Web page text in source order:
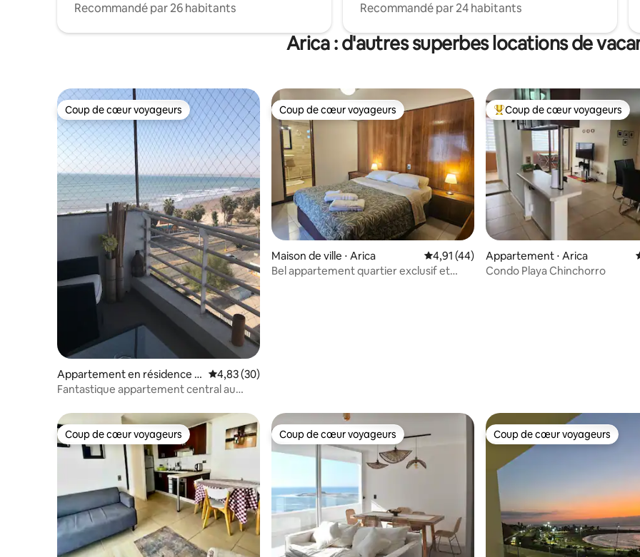
Recommandé par 26 habitants
Recommandé par 24 habitants
Arica : d'autres superbes locations de
Coup de cœur voyageurs
Coup de cœur voyageurs
Appartement en résidence ⋅
Arica
Évaluation moyenne sur la base de 30 commentaires : 4,83 sur 5
4,83 (30)
Fantastique appartement central au
Coup de cœur voyageurs
Coup de cœur voyageurs
Maison de ville ⋅ Arica Évaluation moyenne sur la base de 44
4,91 (44)
Bel appartement quartier exclusif et
Coups de cœur voyageurs les
Coup de cœur voyageurs
Appartement ⋅ Arica
Condo Playa Chinchorro
Coup de cœur voyageurs
Coup de cœur voyageurs Coup de cœur voyageurs
Coup de cœur voyageurs Coup de cœur voyageurs
Coup de cœur voyageurs